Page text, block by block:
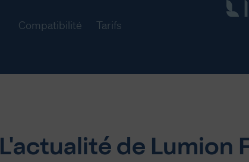
Compatibilité Tarifs
L'actualité de Lumion